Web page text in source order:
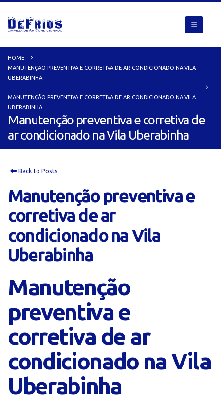
HOME
MANUTENÇÃO PREVENTIVA E CORRETIVA DE AR CONDICIONADO NA VILA
UBERABINHA
MANUTENÇÃO PREVENTIVA E CORRETIVA DE AR CONDICIONADO NA VILA
UBERABINHA
Manutenção preventiva e corretiva de
ar condicionado na Vila Uberabinha
Back to Posts
Manutenção preventiva e
corretiva de ar
condicionado na Vila
Uberabinha
Manutenção
preventiva e
corretiva de ar
condicionado na Vila
Uberabinha